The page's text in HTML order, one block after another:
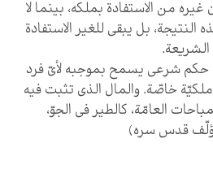
من الاستفادة بملكه، بينما لا
بل يبقى للغير الاستفادة
حكم شرعي يسمح بموجبه لأيّ فرد
ملكيّة خاصّة. والمال الذي تثبت فيه
العامّة، كالطير في الجوّ،
قدس سره)